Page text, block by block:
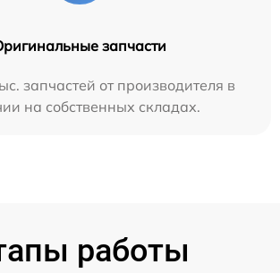
запчасти
запчастей от производителя в
на собственных складах.
работы